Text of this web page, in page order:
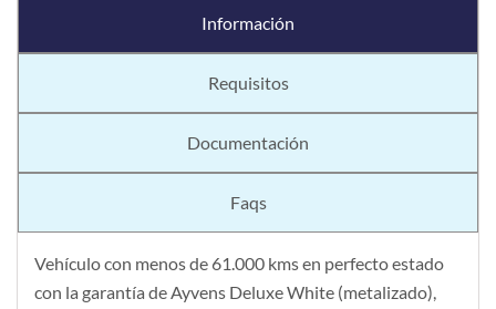
Información
Requisitos
Documentación
Faqs
Vehículo con menos de 61.000 kms en perfecto estado
con la garantía de Ayvens Deluxe White (metalizado),